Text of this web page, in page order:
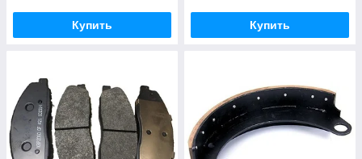
Купить Купить